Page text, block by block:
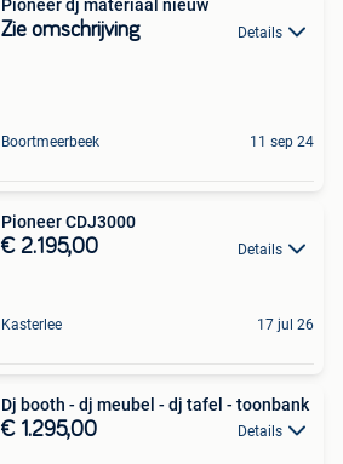
Pioneer dj materiaal nieuw
Zie omschrijving Details
Boortmeerbeek 11 sep 24
Pioneer CDJ3000
€ 2.195,00 Details
Kasterlee 17 jul 26
Dj booth - dj meubel - dj tafel - toonbank
€ 1.295,00 Details